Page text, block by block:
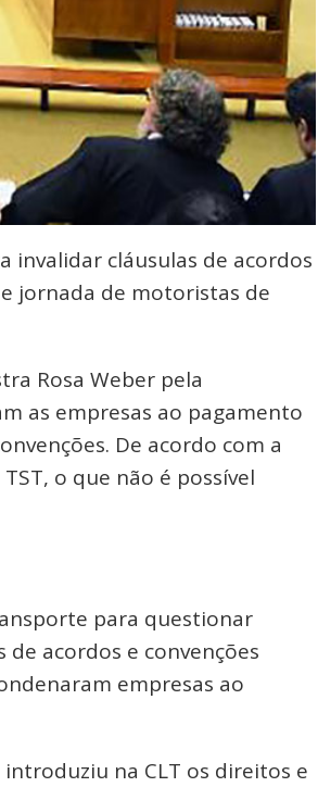
invalidar cláusulas de acordos
jornada de motoristas de
Rosa Weber pela
as empresas ao pagamento
De acordo com a
o que não é possível
para questionar
acordos e convenções
empresas ao
na CLT os direitos e